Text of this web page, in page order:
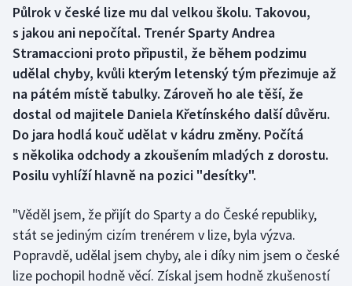
Box
Dostihy
Florbal
Futsal
Gymnastika
Házená
Půlrok v české lize mu dal velkou školu. Takovou,
s jakou ani nepočítal. Trenér Sparty Andrea
Stramaccioni proto připustil, že během podzimu
udělal chyby, kvůli kterým letenský tým přezimuje až
na pátém místě tabulky. Zároveň ho ale těší, že
dostal od majitele Daniela Křetínského další důvěru.
Do jara hodlá kouč udělat v kádru změny. Počítá
s několika odchody a zkoušením mladých z dorostu.
Posilu vyhlíží hlavně na pozici "desítky".
"Věděl jsem, že přijít do Sparty a do České republiky,
stát se jediným cizím trenérem v lize, byla výzva.
Popravdě, udělal jsem chyby, ale i díky nim jsem o české
lize pochopil hodně věcí. Získal jsem hodně zkušeností